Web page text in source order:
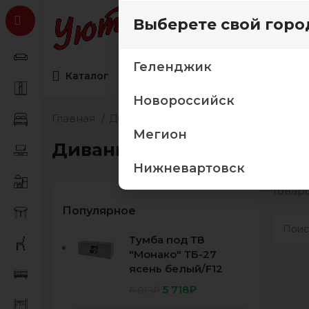
Каталог Коллекции мебели
Главная Детская мебель
Диваны для детской
Популярное
Тумба под ТВ
"Монако" ТБ-27
ясень белый/F12
5 718₽
Выберете свой
Геленджик
Новороссийск
Мегион
Нижневартовск